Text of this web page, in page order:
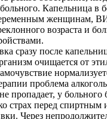
Капельница в
женщинам,
возраста и
сразу после
очищается от
проблема
пропадает, у больного
страх перед спиртным
Через